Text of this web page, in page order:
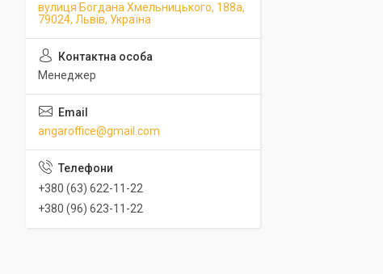
вулиця Богдана Хмельницького, 188а,
79024, Львів, Україна
Менеджер
angaroffice@gmail.com
+380 (63) 622-11-22
+380 (96) 623-11-22